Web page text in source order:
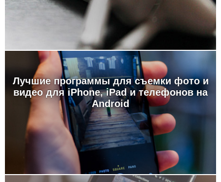
Лучшие программы для съемки фото и
видео для iPhone, iPad и телефонов на
Android